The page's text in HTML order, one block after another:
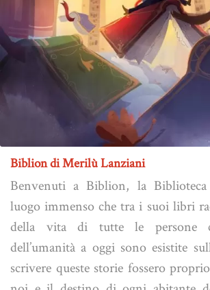
Biblion di Merilù Lanziani
Benvenuti a Biblion, la
luogo immenso che tra i suoi libri
della vita di tutte le persone
dell’umanità a oggi sono esistite
scrivere queste storie fossero